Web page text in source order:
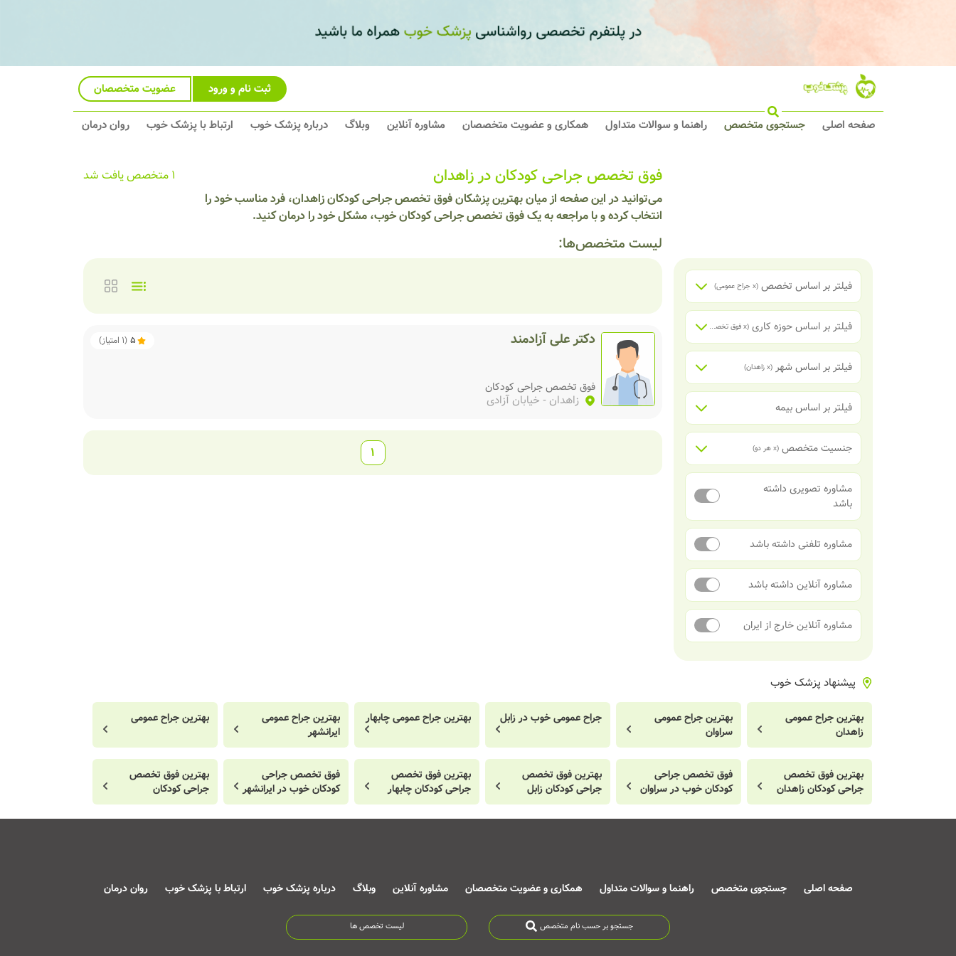
ثبت نام و ورود عضویت متخصصان
صفحه اصلی جستجوی متخصص راهنما و سوالات متداول همکاری و عضویت متخصصان مشاوره آنلاین وبلاگ درباره پزشک خوب ارتباط با پزشک خوب روان درمان
فوق تخصص جراحی کودکان در زاهدان
می‌توانید در این صفحه از میان بهترین پزشکان فوق تخصص جراحی کودکان زاهدان، فرد مناسب خود را
انتخاب کرده و با مراجعه به یک فوق تخصص جراحی کودکان خوب، مشکل خود را درمان کنید.
لیست متخصص‌ها:
1 متخصص یافت شد
فیلتر بر اساس تخصص (x جراح عمومی)
فیلتر بر اساس حوزه کاری (x فوق تخصص جراحی کودکان
فیلتر بر اساس شهر (x زاهدان)
فیلتر بر اساس بیمه
جنسیت متخصص (x هر دو)
مشاوره تصویری داشته
باشد
مشاوره تلفنی داشته باشد
مشاوره آنلاین داشته باشد
مشاوره آنلاین خارج از ایران
دکتر علی آزادمند 5
(
1 امتیاز)
فوق تخصص جراحی کودکان
زاهدان - خیابان آزادی
1
پیشنهاد پزشک خوب
بهترین جراح عمومی
زاهدان
بهترین جراح عمومی
سراوان
جراح عمومی خوب در زابل بهترین جراح عمومی چابهار
بهترین جراح عمومی
ایرانشهر
بهترین جراح عمومی
بهترین فوق تخصص
جراحی کودکان زاهدان
فوق تخصص جراحی
کودکان خوب در سراوان
بهترین فوق تخصص
جراحی کودکان زابل
بهترین فوق تخصص
جراحی کودکان چابهار
فوق تخصص جراحی
کودکان خوب در ایرانشهر
بهترین فوق تخصص
جراحی کودکان
صفحه اصلی جستجوی متخصص راهنما و سوالات متداول همکاری و عضویت متخصصان مشاوره آنلاین وبلاگ درباره پزشک خوب ارتباط با پزشک خوب روان درمان
جستجو بر حسب نام متخصص لیست تخصص ها